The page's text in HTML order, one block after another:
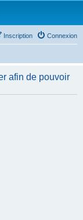
Connexion
Inscription
afin de pouvoir